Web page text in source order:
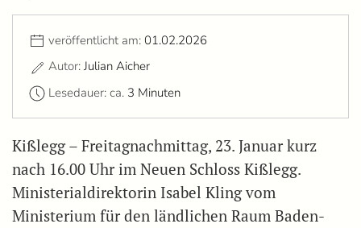
veröffentlicht am: 01.02.2026
Autor: Julian Aicher
Lesedauer: ca. 3 Minuten
Kißlegg – Freitagnachmittag, 23. Januar kurz
nach 16.00 Uhr im Neuen Schloss Kißlegg.
Ministerialdirektorin Isabel Kling vom
Ministerium für den ländlichen Raum Baden-